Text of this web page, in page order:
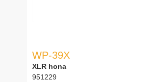
WP-39X
XLR hona
951229